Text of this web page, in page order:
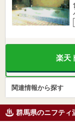
楽天
関連情報から探す
群馬県のニフティ